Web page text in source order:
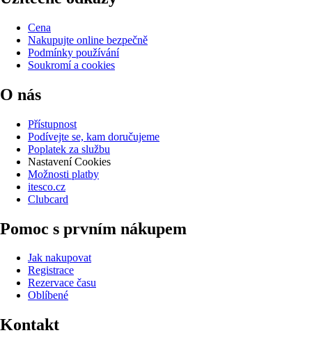
Cena
Nakupujte online bezpečně
Podmínky používání
Soukromí a cookies
O nás
Přístupnost
Podívejte se, kam doručujeme
Poplatek za službu
Nastavení Cookies
Možnosti platby
itesco.cz
Clubcard
Pomoc s prvním nákupem
Jak nakupovat
Registrace
Rezervace času
Oblíbené
Kontakt